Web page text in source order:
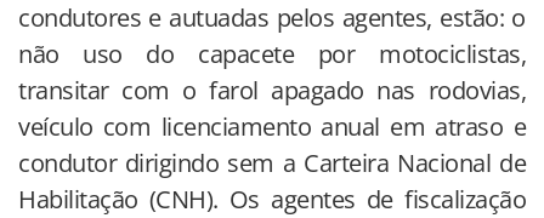
condutores e autuadas pelos agentes, estão: o
não uso do capacete por motociclistas,
transitar com o farol apagado nas rodovias,
veículo com licenciamento anual em atraso e
condutor dirigindo sem a Carteira Nacional de
Habilitação (CNH). Os agentes de fiscalização